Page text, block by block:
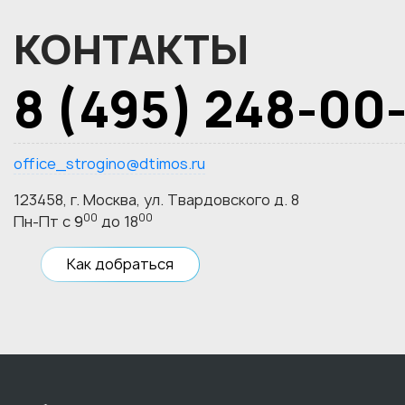
КОНТАКТЫ
8 (495) 248-
office_strogino@dtimos.ru
123458, г. Москва, ул. Твардовского д. 8
Пн-Пт с 900 до 1800
Как добраться